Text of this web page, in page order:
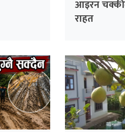
आइरन
राहत